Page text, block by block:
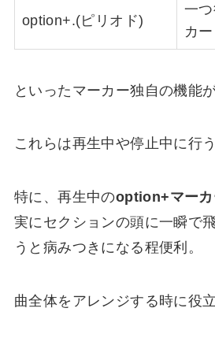
option+.(ピリオド)
一
カ
といったマーカー独自の機能
これらは再生中や停止中に行
特に、再生中のoption+マーカ
実にセクションの頭に一瞬で
うと病みつきになる程便利。
曲全体をアレンジする時に役立